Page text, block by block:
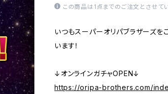
この商品は1点までのご注文とさせてい
いつもスーパーオリパブラザーズを
います！
↓オンラインガチャOPEN↓
https://oripa-brothers.com/